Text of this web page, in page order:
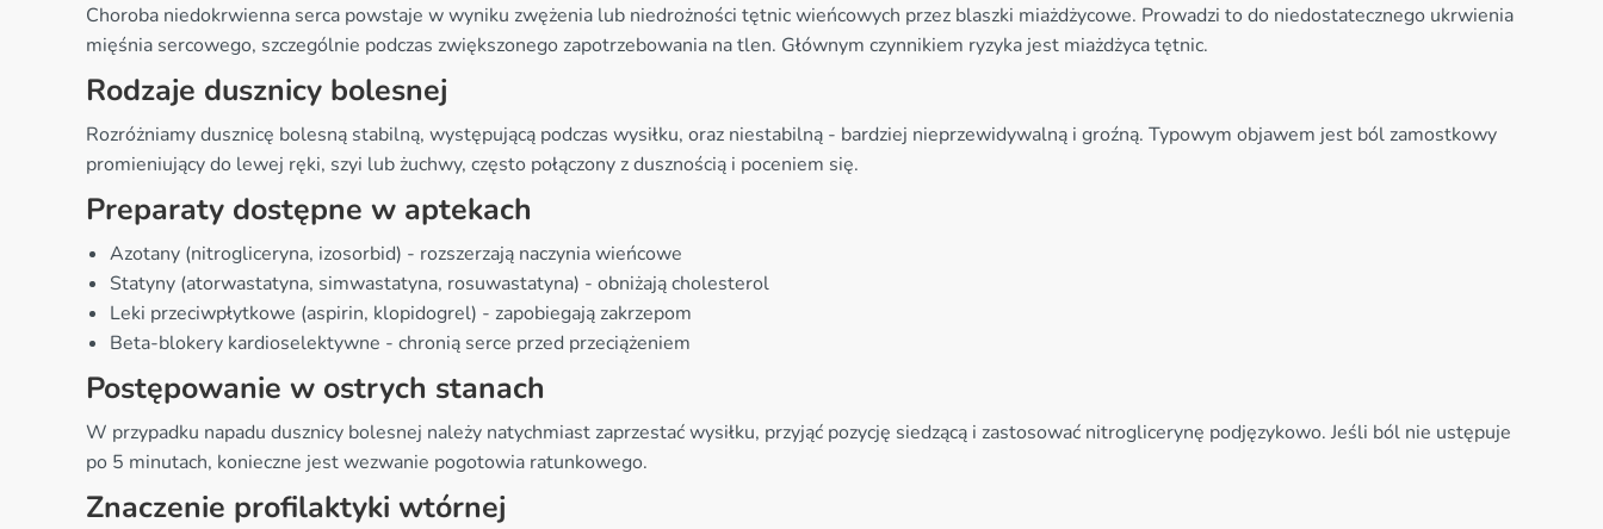
Choroba niedokrwienna serca powstaje w wyniku zwężenia lub niedrożności tętnic wieńcowych przez blaszki miażdżycowe. Prowadzi to do niedostatecznego ukrwienia
mięśnia sercowego, szczególnie podczas zwiększonego zapotrzebowania na tlen. Głównym czynnikiem ryzyka jest miażdżyca tętnic.
Rodzaje dusznicy bolesnej
Rozróżniamy dusznicę bolesną stabilną, występującą podczas wysiłku, oraz niestabilną - bardziej nieprzewidywalną i groźną. Typowym objawem jest ból zamostkowy
promieniujący do lewej ręki, szyi lub żuchwy, często połączony z dusznością i poceniem się.
Preparaty dostępne w aptekach
Azotany (nitrogliceryna, izosorbid) - rozszerzają naczynia wieńcowe
Statyny (atorwastatyna, simwastatyna, rosuwastatyna) - obniżają cholesterol
Leki przeciwpłytkowe (aspirin, klopidogrel) - zapobiegają zakrzepom
Beta-blokery kardioselektywne - chronią serce przed przeciążeniem
Postępowanie w ostrych stanach
W przypadku napadu dusznicy bolesnej należy natychmiast zaprzestać wysiłku, przyjąć pozycję siedzącą i zastosować nitroglicerynę podjęzykowo. Jeśli ból nie ustępuje
po 5 minutach, konieczne jest wezwanie pogotowia ratunkowego.
Znaczenie profilaktyki wtórnej